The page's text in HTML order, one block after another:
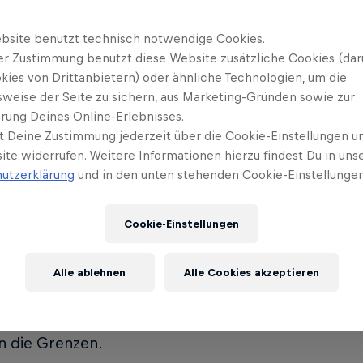
Lettenbichler
Deutschland
Simon Längenfelder
Deutschland
vs. Team Simon
abgeernteten Stoppelfeld wurde Adrenalin
Geschehen standen die Red Bull-Athleten
Hard-Enduro-Weltmeister, und Simon
Kilometer langen Strecke mit Strohballen-
und sogar einem Trecker-Anhänger mit
die Grenzen.
benutzt technisch notwendige Cookies.
Zustimmung benutzt diese Website zusätzliche Cookies
von Drittanbietern) oder ähnliche Technologien, um die
der Seite zu sichern, aus Marketing-Gründen sowie zur
Deines Online-Erlebnisses.
Deine Zustimmung jederzeit über die Cookie-Einstellungen
widerrufen. Weitere Informationen hierzu findest Du in
und in den unten stehenden Cookie-
Cookie-Einstellungen
Alle ablehnen Alle Cookies akzeptieren